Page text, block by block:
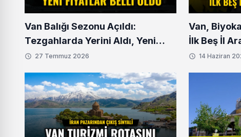
Van Balığı Sezonu Açıldı:
Tezgahlarda Yerini Aldı, Yeni
Fiyatlar Belli Oldu
27 Temmuz 2026
Van,
İlk Beş İl
14 Haziran